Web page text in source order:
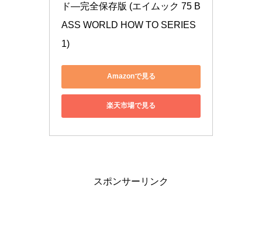
ド―完全保存版 (エイムック 75 B
ASS WORLD HOW TO SERIES
1)
Amazonで見る
楽天市場で見る
スポンサーリンク